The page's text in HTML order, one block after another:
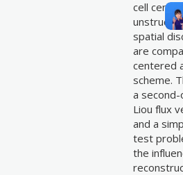
cell
spatial
are
centered
scheme.
a
Liou flux
and a
test
the